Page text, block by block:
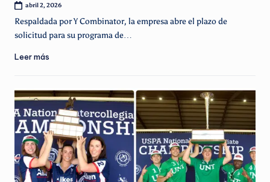
abril 2, 2026
Respaldada por Y Combinator, la empresa abre el plazo de
solicitud para su programa de…
Leer más